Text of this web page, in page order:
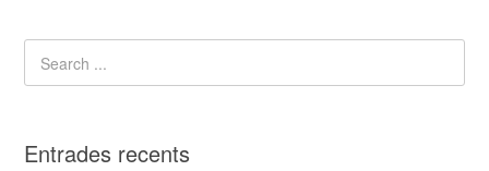
Entrades recents